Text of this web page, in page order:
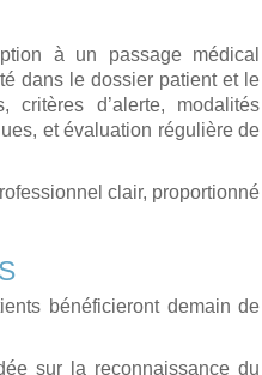
à un passage médical
dans le dossier patient et le
critères d’alerte, modalités
et évaluation régulière de
clair, proportionné
bénéficieront demain de
sur la reconnaissance du